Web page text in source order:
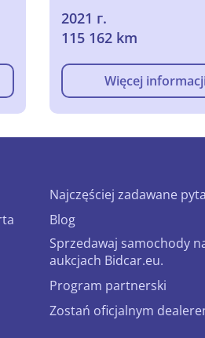
2021 г.
115 162 km
Więcej informacji
Najczęściej zadawane
Blog
Sprzedawaj samochody
aukcjach Bidcar.eu.
Program partnerski
Zostań oficjalnym